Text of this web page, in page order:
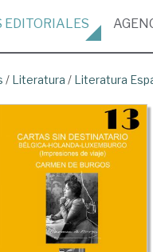
EDITORIALES
/ Literatura / Literatura